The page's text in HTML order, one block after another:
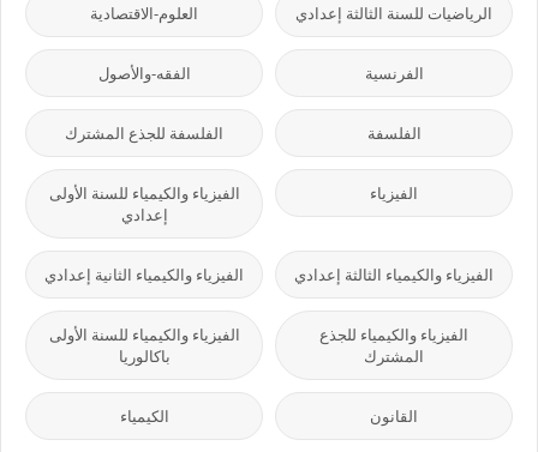
الرياضيات للسنة الثالثة إعدادي العلوم-الاقتصادية
الفرنسية الفقه-والأصول
الفلسفة الفلسفة للجذع المشترك
الفيزياء
الفيزياء والكيمياء للسنة الأولى
إعدادي
الفيزياء والكيمياء الثالثة إعدادي الفيزياء والكيمياء الثانية إعدادي
الفيزياء والكيمياء للجذع
المشترك
الفيزياء والكيمياء للسنة الأولى
باكالوريا
القانون الكيمياء